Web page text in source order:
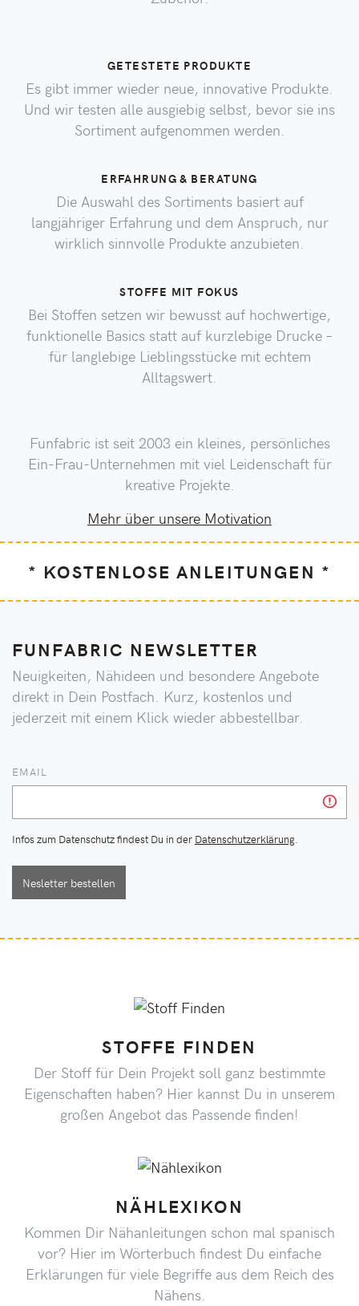
GETESTETE PRODUKTE
Es gibt immer wieder neue, innovative Produkte.
Und wir testen alle ausgiebig selbst, bevor sie ins
Sortiment aufgenommen werden.
ERFAHRUNG & BERATUNG
Die Auswahl des Sortiments basiert auf
langjähriger Erfahrung und dem Anspruch, nur
wirklich sinnvolle Produkte anzubieten.
STOFFE MIT FOKUS
Bei Stoffen setzen wir bewusst auf hochwertige,
funktionelle Basics statt auf kurzlebige Drucke –
für langlebige Lieblingsstücke mit echtem
Alltagswert.
Funfabric ist seit 2003 ein kleines, persönliches
Ein-Frau-Unternehmen mit viel Leidenschaft für
kreative Projekte.
Mehr über unsere Motivation
* KOSTENLOSE ANLEITUNGEN *
FUNFABRIC NEWSLETTER
Neuigkeiten, Nähideen und besondere Angebote
direkt in Dein Postfach. Kurz, kostenlos und
jederzeit mit einem Klick wieder abbestellbar.
EMAIL
Infos zum Datenschutz findest Du in der Datenschutzerklärung
Nesletter bestellen
STOFFE FINDEN
Der Stoff für Dein Projekt soll ganz bestimmte
Eigenschaften haben? Hier kannst Du in unserem
großen Angebot das Passende finden!
NÄHLEXIKON
Kommen Dir Nähanleitungen schon mal spanisch
vor? Hier im Wörterbuch findest Du einfache
Erklärungen für viele Begriffe aus dem Reich des
Nähens.